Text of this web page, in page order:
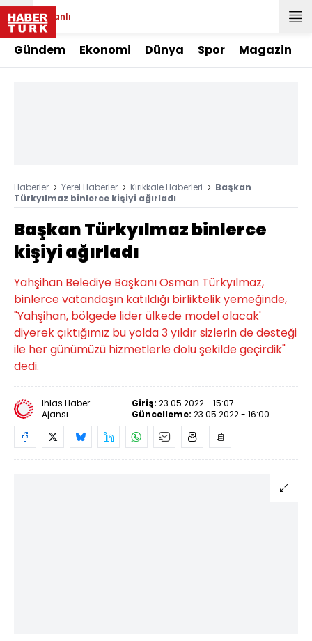
Canlı
Gündem Ekonomi Dünya Spor Magazin
Haberler Yerel Haberler Kırıkkale Haberleri
Başkan
Türkyılmaz binlerce kişiyi ağırladı
Başkan Türkyılmaz binlerce
kişiyi ağırladı
Yahşihan Belediye Başkanı Osman Türkyılmaz,
binlerce vatandaşın katıldığı birliktelik yemeğinde,
"Yahşihan, bölgede lider ülkede model olacak'
diyerek çıktığımız bu yolda 3 yıldır sizlerin de desteği
ile her günümüzü hizmetlerle dolu şekilde geçirdik"
dedi.
İhlas Haber
Ajansı
Giriş: 23.05.2022 - 15:07
Güncelleme: 23.05.2022 - 16:00